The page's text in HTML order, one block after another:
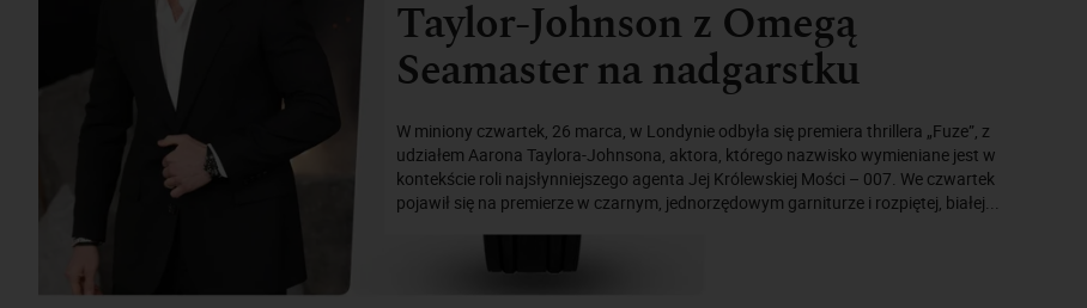
Taylor-Johnson z Omegą
Seamaster na nadgarstku
W miniony czwartek, 26 marca, w Londynie odbyła się premiera thrillera „Fuze”, z
udziałem Aarona Taylora-Johnsona, aktora, którego nazwisko wymieniane jest w
kontekście roli najsłynniejszego agenta Jej Królewskiej Mości – 007. We czwartek
pojawił się na premierze w czarnym, jednorzędowym garniturze i rozpiętej, białej...